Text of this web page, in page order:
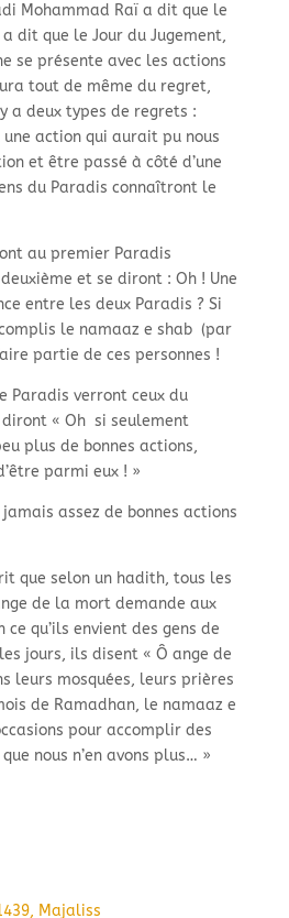
Mohammad Raï a dit que le
dit que le Jour du Jugement,
se présente avec les actions
tout de même du regret,
a deux types de regrets :
action qui aurait pu nous
et être passé à côté d’une
du Paradis connaîtront le
au premier Paradis
et se diront : Oh ! Une
entre les deux Paradis ? Si
le namaaz e shab (par
partie de ces personnes !
Paradis verront ceux du
« Oh si seulement
plus de bonnes actions,
parmi eux ! »
jamais assez de bonnes actions
que selon un hadith, tous les
de la mort demande aux
qu’ils envient des gens de
jours, ils disent « Ô ange de
leurs mosquées, leurs prières
de Ramadhan, le namaaz e
pour accomplir des
nous n’en avons plus… »
, Majaliss